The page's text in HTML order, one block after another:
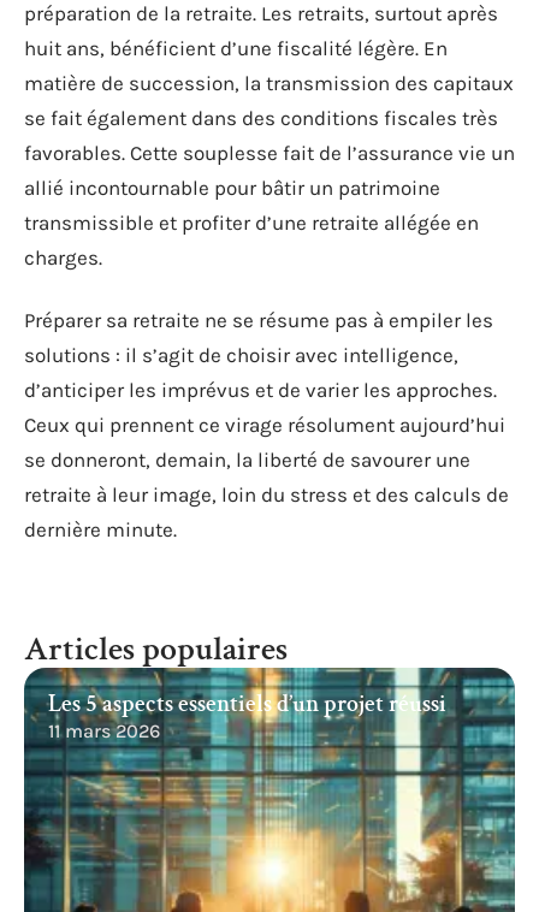
préparation de la retraite. Les retraits, surtout après
huit ans, bénéficient d’une fiscalité légère. En
matière de succession, la transmission des capitaux
se fait également dans des conditions fiscales très
favorables. Cette souplesse fait de l’assurance vie un
allié incontournable pour bâtir un patrimoine
transmissible et profiter d’une retraite allégée en
charges.
Préparer sa retraite ne se résume pas à empiler les
solutions : il s’agit de choisir avec intelligence,
d’anticiper les imprévus et de varier les approches.
Ceux qui prennent ce virage résolument aujourd’hui
se donneront, demain, la liberté de savourer une
retraite à leur image, loin du stress et des calculs de
dernière minute.
Articles populaires
Les 5 aspects essentiels d’un projet réussi
11 mars 2026